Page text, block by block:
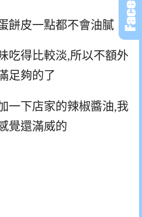
餅皮一點都不會油膩
吃得比較淡,所以不額外
足夠的了
一下店家的辣椒醬油,我
覺還滿威的